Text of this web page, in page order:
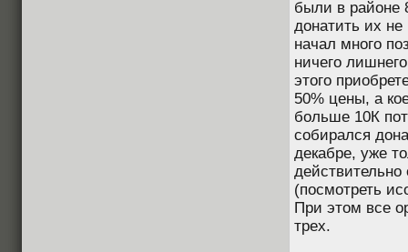
были в районе
донатить их
начал много
ничего
этого
50% цены, а
больше 10К
собирался
декабре, уже
действительно
(посмотреть
При этом все
трех.